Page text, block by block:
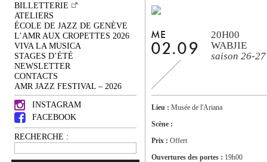
BILLETTERIE
ATELIERS
ÉCOLE DE JAZZ DE GENÈVE
L’AMR AUX CROPETTES 2026
VIVA LA MUSICA
STAGES D’ÉTÉ
NEWSLETTER
CONTACTS
AMR JAZZ FESTIVAL – 2026
INSTAGRAM
FACEBOOK
RECHERCHE :
ME
02.09
20H00
WABJIE
saison 26-27
Lieu : Musée de l'Ariana
Scène :
Prix : Offert
Ouvertures des portes : 19h00